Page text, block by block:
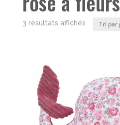
3 résultats affichésTrié